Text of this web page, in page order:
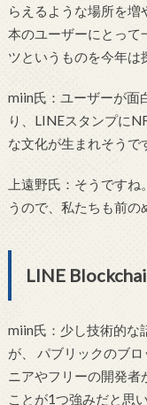
らえるような場所を増
本のユーザーにとって
ツというものを今年は
miin氏：ユーザーが面
り、LINEスタンプに
な文化が生まれそうで
上遠野氏：そうです
うので、私たちも前の
LINE
miin氏：少し技術的な
が、 パブリックのブ
ニアやフリーの開発者
ことが1つ強みだと思